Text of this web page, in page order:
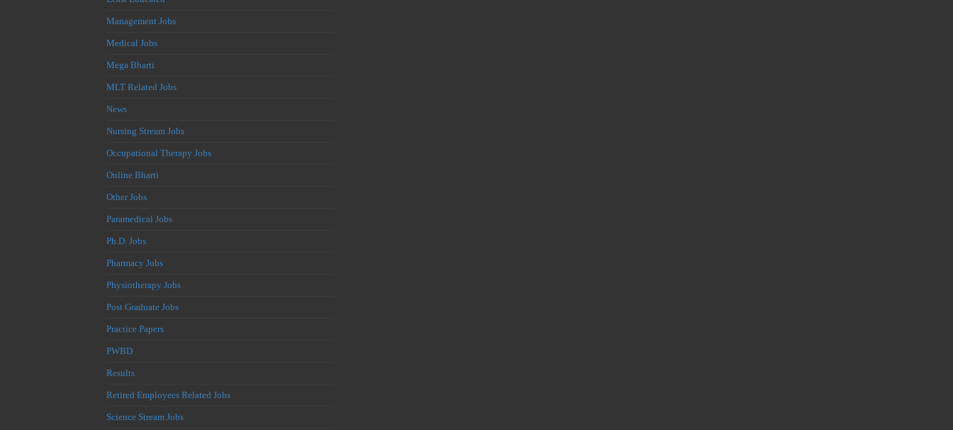
Management Jobs
Medical Jobs
Mega Bharti
MLT Related Jobs
News
Nursing Stream Jobs
Occupational Therapy Jobs
Online Bharti
Other Jobs
Paramedical Jobs
Ph.D. Jobs
Pharmacy Jobs
Physiotherapy Jobs
Post Graduate Jobs
Practice Papers
PWBD
Results
Retired Employees Related Jobs
Science Stream Jobs